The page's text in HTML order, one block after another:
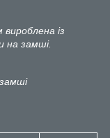
із
на замші.